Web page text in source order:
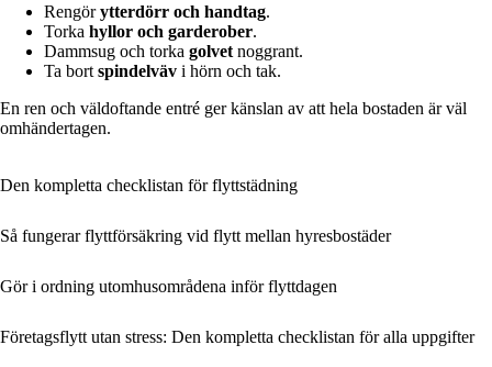
Rengörytterdörr och handtag.
Torka hyllor och garderober.
Dammsug och torka golvet noggrant.
Ta bort spindelväv i hörn och tak.
En ren och väldoftande entré ger känslan av att hela bostaden är väl
omhändertagen.
Den kompletta checklistan för flyttstädning
Så fungerar flyttförsäkring vid flytt mellan hyresbostäder
Gör i ordning utomhusområdena inför flyttdagen
Företagsflytt utan stress: Den kompletta checklistan för alla uppgifter